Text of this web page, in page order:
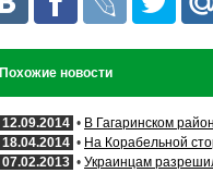
Похожие новости
12.09.2014 • В Гагаринском
18.04.2014 • На Корабельной
07.02.2013 • Украинцам